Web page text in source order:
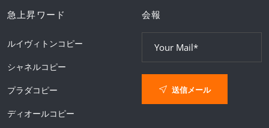
急上昇ワード
ルイヴィトンコピー
シャネルコピー
プラダコピー
ディオールコピー
会報
送信メール